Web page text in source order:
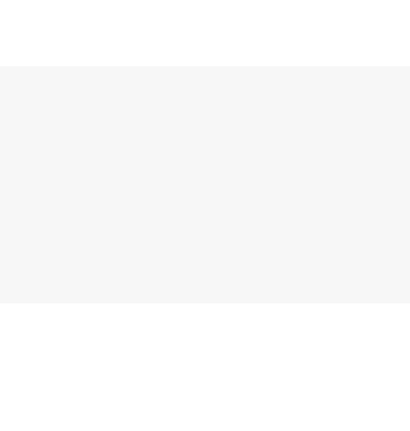
faca bem afiada corte em
de sua preferência.